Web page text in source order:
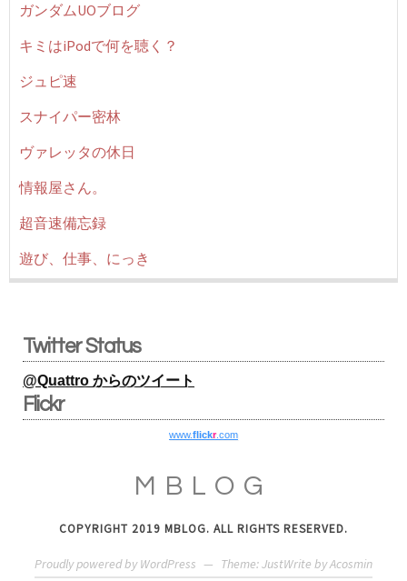
ガンダムUOブログ
キミはiPodで何を聴く？
ジュピ速
スナイパー密林
ヴァレッタの休日
情報屋さん。
超音速備忘録
遊び、仕事、にっき
Twitter Status
@Quattro からのツイート
Flickr
www.flickr.com
MBLOG
COPYRIGHT 2019 MBLOG. ALL RIGHTS RESERVED.
Proudly powered by WordPress — Theme: JustWrite byAcosmin